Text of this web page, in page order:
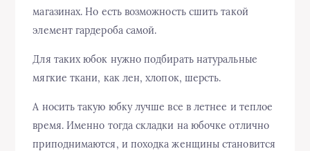
магазинах. Но есть возможность сшить такой
элемент гардероба самой.
Для таких юбок нужно подбирать натуральные
мягкие ткани, как лен, хлопок, шерсть.
А носить такую юбку лучше все в летнее и теплое
время. Именно тогда складки на юбочке отлично
приподнимаются, и походка женщины становится